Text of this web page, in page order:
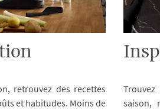
retrouvez des recettes
et habitudes. Moins de
saison,